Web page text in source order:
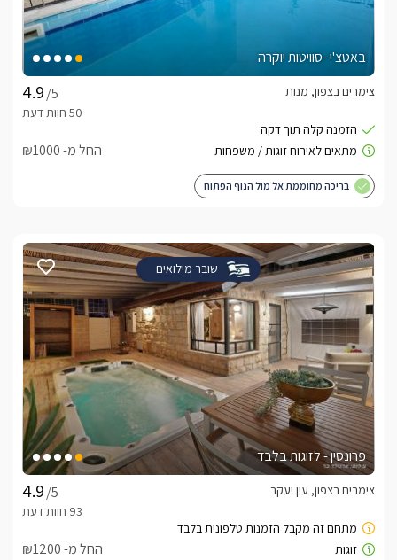
באטצ'י -סוויטות יוקרה
/5
צימרים בצפון, מנות
החל מ- ₪1000
בריכה מחוממת אל מול הנוף הפתוח
שובר מילואים
פרונסין - לזוגות בלבד
/5
צימרים בצפון, עין יעקב
החל מ- ₪1200